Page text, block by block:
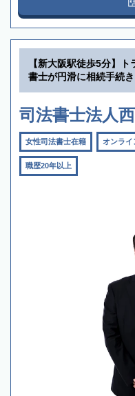
【新大阪駅徒歩5分】
書士が円滑に相続手続
司法書士法人
女性司法書士在籍 オンライ
職歴20年以上